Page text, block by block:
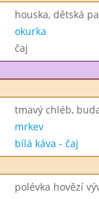
houska, dětská
okurka
čaj
tmavý chléb,
mrkev
bílá káva - čaj
polévka hovězí